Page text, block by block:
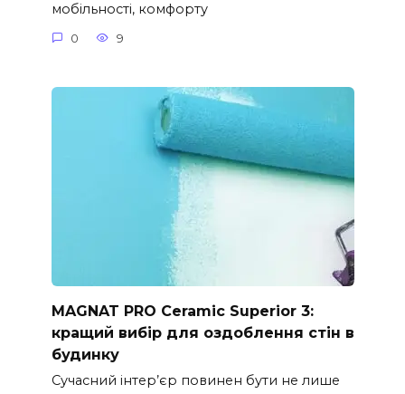
мобільності, комфорту
0 9
MAGNAT PRO Ceramic Superior 3:
кращий вибір для оздоблення стін в
будинку
Сучасний інтер’єр повинен бути не лише